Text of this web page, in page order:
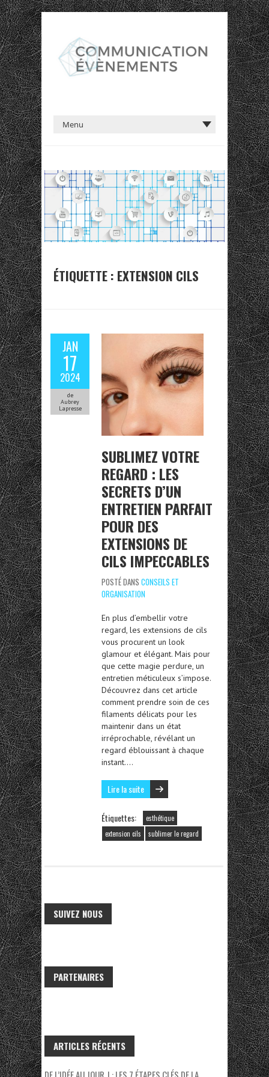
ÉTIQUETTE : EXTENSION CILS
JAN
17
2024
de
Aubrey
Lapresse
SUBLIMEZ VOTRE
REGARD : LES
SECRETS D’UN
ENTRETIEN PARFAIT
POUR DES
EXTENSIONS DE
CILS IMPECCABLES
POSTÉ DANS CONSEILS ET
ORGANISATION
En plus d’embellir votre
regard, les extensions de cils
vous procurent un look
glamour et élégant. Mais pour
que cette magie perdure, un
entretien méticuleux s’impose.
Découvrez dans cet article
comment prendre soin de ces
filaments délicats pour les
maintenir dans un état
irréprochable, révélant un
regard éblouissant à chaque
instant….
Lire la suite
Étiquettes:
esthétique
extension cils
sublimer le regard
SUIVEZ NOUS
PARTENAIRES
ARTICLES RÉCENTS